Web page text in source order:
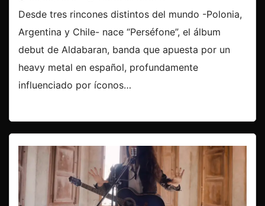
Desde tres rincones distintos del mundo -Polonia,
Argentina y Chile- nace “Perséfone”, el álbum
debut de Aldabaran, banda que apuesta por un
heavy metal en español, profundamente
influenciado por íconos…